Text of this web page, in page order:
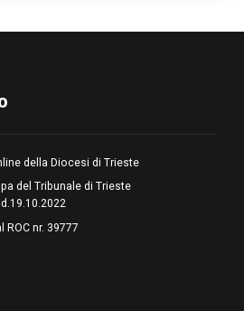
della Diocesi di Trieste
del Tribunale di Trieste
nr. 39777